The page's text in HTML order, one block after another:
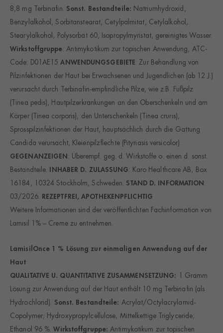
8,8 mg Terbinafin. Sonst. Bestandteile: Natriumhydroxid,
Benzylalkohol, Sorbitanstearat, Cetylpalmitat, Cetylalkohol,
Stearylalkohol, Polysorbat 60, Isopropylmyristat, gereinigtes Wasser.
Wirkstoffgruppe: Antimykotikum zur topischen Anwendung, ATC-
Code: D01AE15ANWENDUNGSGEBIETE: Zur Behandlung von
Pilzinfektionen der Haut bei Erwachsenen und Jugendlichen (ab 12 J.)
verursacht durch Terbinafin-empfindliche Pilze, wie z.B. Fußpilz
(Tinea pedis), Hautpilzerkrankungen an den Oberschenkeln und am
Körper (Tinea corporis), den Unterschenkeln (Tinea cruris),
Sprosspilzinfektionen der Haut, hauptsächlich durch die Gattung
Candida verursacht, Kleienpilzflechte (Pityriasis versicolor).
GEGENANZEIGEN : Überempf. geg. d. Wirkstoffe o. einen d. sonst.
Bestandteile. INHABER D. ZULASSUNG: Karo Healthcare AB, Box
16184, 10324 Stockholm, Schweden. STAND D. INFORMATION :
03/2026. REZEPTFREI, APOTHEKENPFLICHTIG
Weitere Informationen sind der veröffentlichten Fachinformation von
Lamisil 1% – Creme zu entnehmen.
LamisilOnce 1 % Lösung zur einmaligen Anwendung auf der
Haut
QUALITATIVE U. QUANTITATIVE ZUSAMMENSETZUNG: 1 Gramm
Lösung zur Anwendung auf der Haut enthält 10 mg Terbinafin (als
Hydrochlorid). Sonst. Bestandteile: Acrylat/Octylacrylamid-
Copolymer; Hydroxypropylcellulose; Mittelkettige Triglyceride;
Ethanol 96 %. Wirkstoffgruppe: Antimykotikum zur topischen
Wir verwenden Cookies und andere Technologien auf
unserer Website. Einige von ihnen sind essenziell, während
andere uns helfen, diese Website und Ihre Erfahrung zu
verbessern.
Personenbezogene Daten können verarbeitet
werden (z. B. IP-Adressen), z. B. für personalisierte
Anzeigen und Inhalte oder Anzeigen- und Inhaltsmessung.
Weitere Informationen über die Verwendung Ihrer Daten
Hier finden Sie eine Übersicht über alle verwendeten
Cookies. Sie können Ihre Einwilligung zu ganzen Kategorien
geben oder sich weitere Informationen anzeigen lassen und
so nur bestimmte Cookies auswählen.
Alle akzeptieren Speichern
Nur essenzielle Cookies akzeptieren
Essenziell (1)
sind für die einwandfreie Funktion der Website erforderlich.
Statistiken (1)
Statistik Cookies erfassen Informationen anonym. Diese
Informationen helfen uns zu verstehen, wie unsere Besucher
unsere Website nutzen.
Cookie-Informationen anzeigen
Externe Medien (2) Externe